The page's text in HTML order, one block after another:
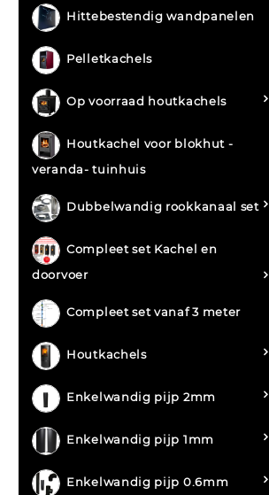
Hittebestendig wandpanelen
Pelletkachels
Op voorraad houtkachels
Houtkachel voor blokhut -
veranda- tuinhuis
Dubbelwandig rookkanaal set
Compleet set Kachel en
doorvoer
Compleet set vanaf 3 meter
Houtkachels
Enkelwandig pijp 2mm
Enkelwandig pijp 1mm
Enkelwandig pijp 0.6mm